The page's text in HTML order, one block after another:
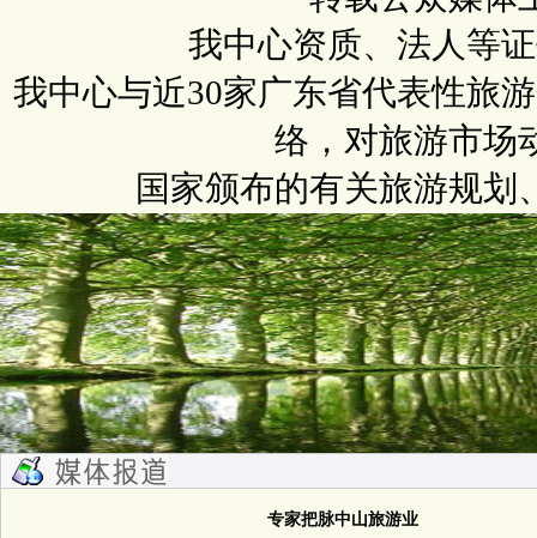
我中心资质、法人等
我中心与近30家广东省代表性旅
络，对旅游市场
国家颁布的有关旅游规划
专家把脉中山旅游业